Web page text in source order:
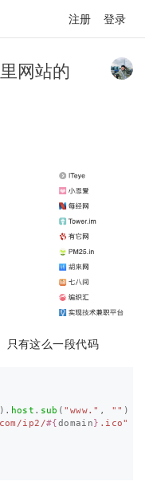
注册 登录
网站的
只有这么一段代码
). host . sub ( "www." , "" )
ip2/#{domain} .ico"